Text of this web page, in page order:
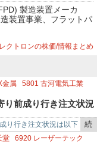
製造装置メーカ
装置事業、フラットパ
クトロンの株価/情報まとめ
金属 5801 古河電気工業
り前成り行き注文状況
など
り行き注文状況は以下
万株古河電工 売り１
続
堂 6920 レーザーテック